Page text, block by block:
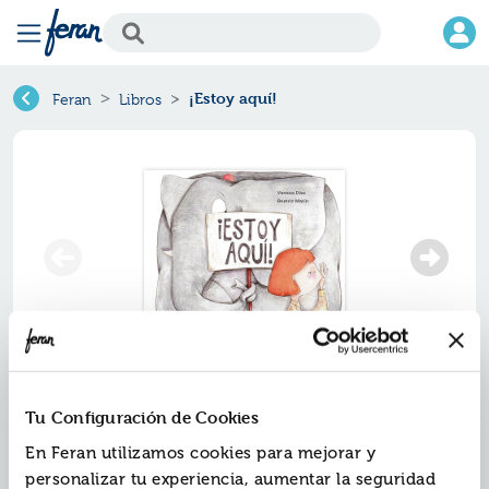
Tu Configuración de Cookies
En Feran utilizamos cookies para mejorar y
personalizar tu experiencia, aumentar la seguridad
Feran Libros ¡Estoy aquí!